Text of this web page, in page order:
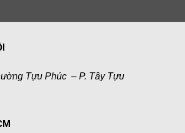
Tựu Phúc – P. Tây Tựu